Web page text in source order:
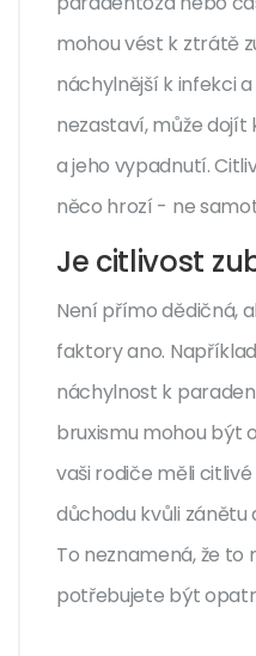
mohou vést k ztrátě
náchylnější k infekci a
nezastaví, může dojít
a jeho vypadnutí.
něco hrozí - ne
Je citlivost
Není přímo dědičná,
faktory ano.
náchylnost k
bruxismu mohou být
vaši rodiče měli
důchodu kvůli zánětu
To neznamená, že to
potřebujete být